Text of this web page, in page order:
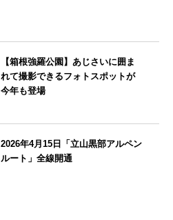
【箱根強羅公園】あじさいに囲ま
れて撮影できるフォトスポットが
今年も登場
2026年4月15日「立山黒部アルペン
ルート」全線開通